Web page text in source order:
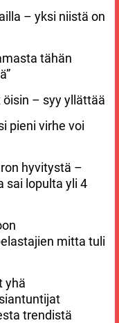
– yksi niistä on
tähän
– syy yllättää
pieni virhe voi
hyvitystä –
sai lopulta yli 4
mitta tuli
yhä
trendistä